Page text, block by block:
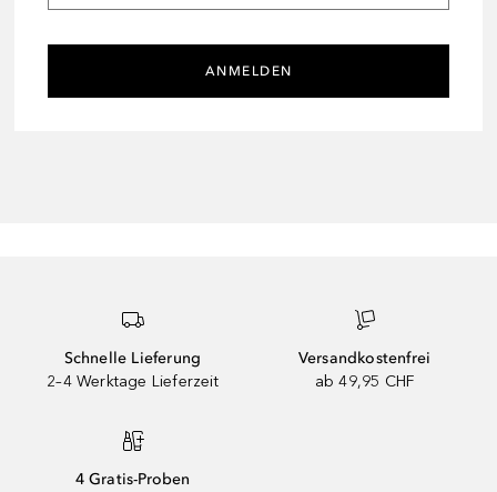
ANMELDEN
Schnelle Lieferung
2–4 Werktage Lieferzeit
Versandkostenfrei
ab 49,95 CHF
4 Gratis-Proben